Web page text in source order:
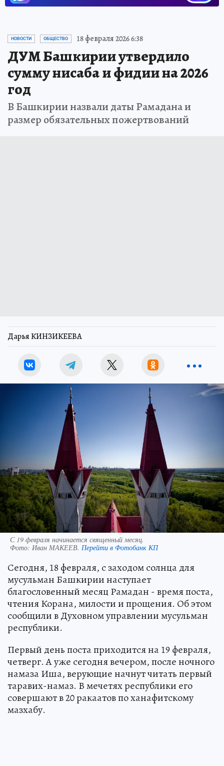
НОВОСТИ ОБЩЕСТВО 18 февраля 2026 6:38
ДУМ Башкирии утвердило
сумму нисаба и фидии на 2026
год
В Башкирии назвали даты Рамадана и
размер обязательных пожертвований
Дарья КИНЗИКЕЕВА
С 19 февраля начинается священный месяц.
Фото: Иван МАКЕЕВ. Перейти в Фотобанк КП
Сегодня, 18 февраля, с заходом солнца для
мусульман Башкирии наступает
благословенный месяц Рамадан - время поста,
чтения Корана, милости и прощения. Об этом
сообщили в Духовном управлении мусульман
республики.
Первый день поста приходится на 19 февраля,
четверг. А уже сегодня вечером, после ночного
намаза Иша, верующие начнут читать первый
таравих-намаз. В мечетях республики его
совершают в 20 ракаатов по ханафитскому
мазхабу.